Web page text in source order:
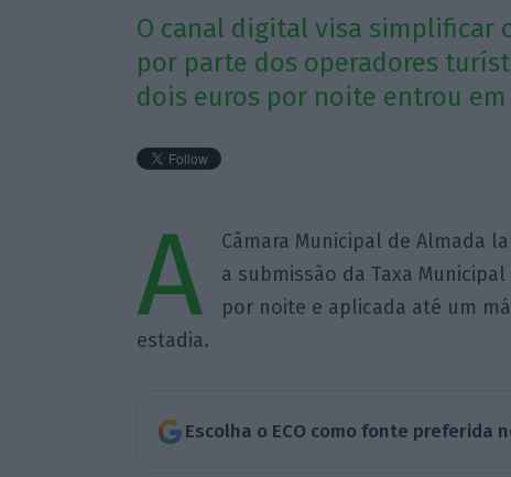
O canal digital visa simplificar
por parte dos operadores
dois euros por noite entrou
A
Câmara Municipal de Almada
a submissão da Taxa
por noite e aplicada até um
estadia.
Escolha o ECO como fonte preferida